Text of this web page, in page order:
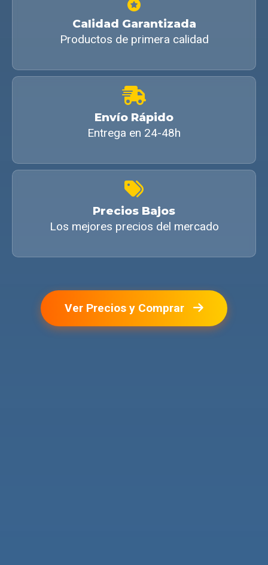
Calidad Garantizada
Productos de primera calidad
Envío Rápido
Entrega en 24-48h
Precios Bajos
Los mejores precios del mercado
Ver Precios y Comprar